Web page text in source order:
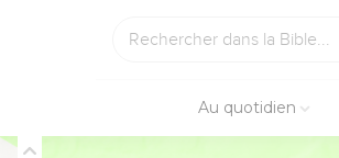
Au quotidien